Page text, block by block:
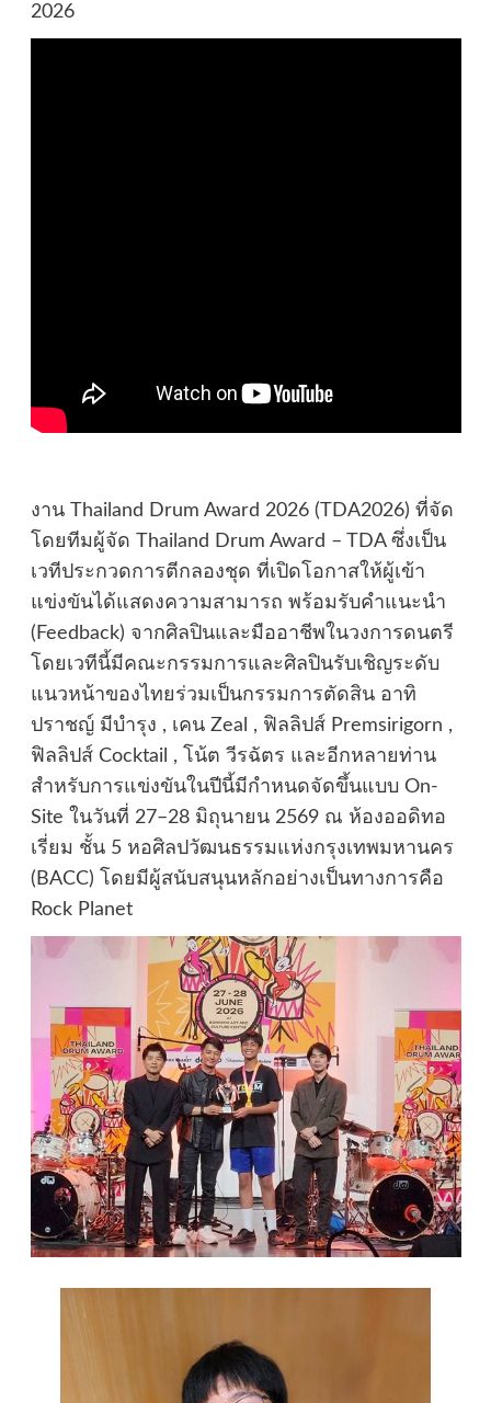
2026
งาน Thailand Drum Award 2026 (TDA2026) ที่จัด
โดยทีมผู้จัด Thailand Drum Award – TDA ซึ่งเป็น
เวทีประกวดการตีกลองชุด ที่เปิดโอกาสให้ผู้เข้า
แข่งขันได้แสดงความสามารถ พร้อมรับคำแนะนำ
(Feedback) จากศิลปินและมืออาชีพในวงการดนตรี
โดยเวทีนี้มีคณะกรรมการและศิลปินรับเชิญระดับ
แนวหน้าของไทยร่วมเป็นกรรมการตัดสิน อาทิ
ปราชญ์ มีบำรุง , เคน Zeal , ฟิลลิปส์ Premsirigorn ,
ฟิลลิปส์ Cocktail , โน้ต วีรฉัตร และอีกหลายท่าน
สำหรับการแข่งขันในปีนี้มีกำหนดจัดขึ้นแบบ On-
Site ในวันที่ 27–28 มิถุนายน 2569 ณ ห้องออดิทอ
เรี่ยม ชั้น 5 หอศิลปวัฒนธรรมแห่งกรุงเทพมหานคร
(BACC) โดยมีผู้สนับสนุนหลักอย่างเป็นทางการคือ
Rock Planet